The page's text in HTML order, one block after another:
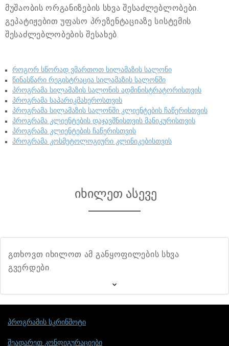
მუშაობის ორგანიზების სხვა შესაძლებლობები.
გეპატიჟებით უფასო პრეზენტაციაზე სისტემის
შესაძლებლობების შესახებ.
როგორ სწორად ვმართოთ სილამაზის სალონი
წინასწარი რეგისტრაცია სილამაზის სალონში
პროგრამა სილამაზის სალონის ადმინისტრატორისთვის
პროგრამა საპარიკმახეროსთვის
პროგრამა სილამაზის სალონში კლიენტების ჩაწერისთვის
პროგრამა კლიენტების დაჯავშნისთვის მანიკურისთვის
პროგრამა კლიენტების ჩაწერისთვის
პროგრამა კოსმეტოლოგიური კლინიკებისთვის
იხილეთ ასევე
გთხოვთ იხილოთ ამ განყოფილების სხვა
გვერდები.
პროგრამის სკრინშოტი
შეადარეთ კონფიგურაციები